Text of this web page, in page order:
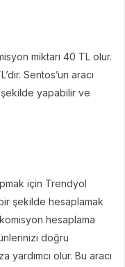
miktarı 40 TL olur.
Sentos’un aracı
şekilde yapabilir ve
için Trendyol
şekilde hesaplamak
hesaplama
doğru
yardımcı olur. Bu aracı